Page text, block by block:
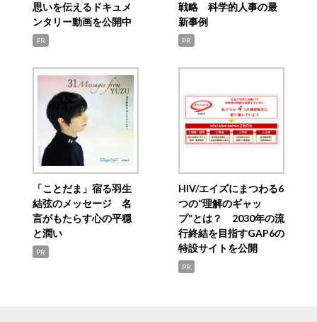
思いを伝えるドキュメ
ンタリー動画を公開中
PR
戦略 科学的人事の最
新事例
PR
「ことだま」宿る羽生
結弦のメッセージ 名
言がもたらす心の平穏
と潤い
PR
HIV/エイズにまつわる6
つの“理解のギャッ
プ”とは？ 2030年の流
行終結を目指すGAP6の
特設サイトを公開
PR